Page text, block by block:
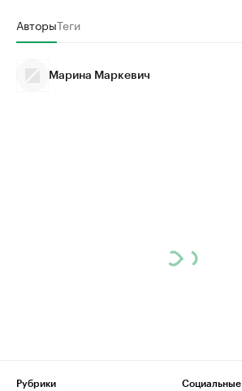
АвторыТеги
Марина Маркевич
Рубрики
Социальные